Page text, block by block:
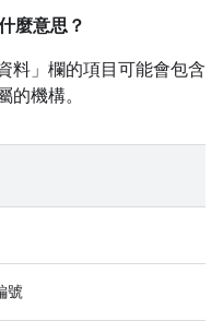
麼意思？
料」 欄的項目可能會包含
機構。
號